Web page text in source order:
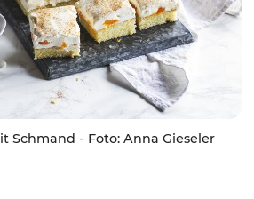
Schmand - Foto: Anna Gieseler